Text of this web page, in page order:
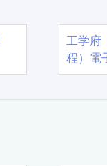
工学
程）電